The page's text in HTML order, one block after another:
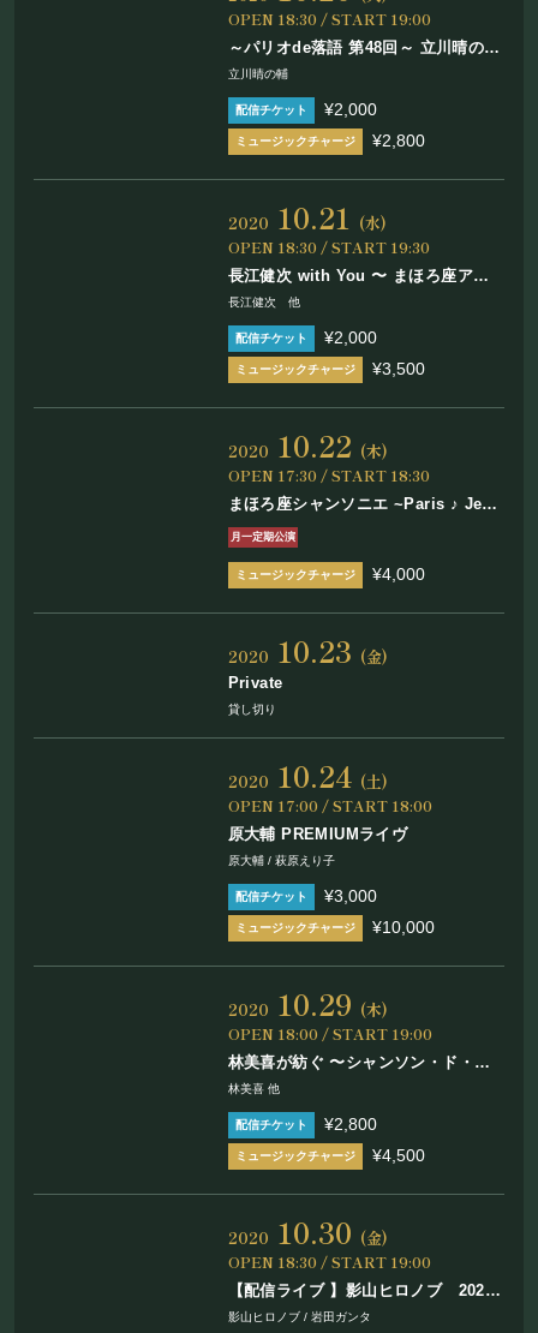
OPEN 18:30 / START 19:00
～パリオde落語 第48回～ 立川晴の輔
“新しい生活様式対応” 独演会 ​間隔を
立川晴の輔
¥2,000
¥2,800
2020 10.21 (水)
OPEN 18:30 / START 19:30
長江健次 with You 〜 まほろ座アコ
ースティック
長江健次 他
¥2,000
¥3,500
2020 10.22 (木)
OPEN 17:30 / START 18:30
まほろ座シャンソニエ ~Paris ♪ Je
t’aime~
月一定期公演
¥4,000
2020 10.23 (金)
Private
貸し切り
2020 10.24 (土)
OPEN 17:00 / START 18:00
原大輔 PREMIUMライヴ
原大輔 / 萩原えり子
¥3,000
¥10,000
2020 10.29 (木)
OPEN 18:00 / START 19:00
林美喜が紡ぐ 〜シャンソン・ド・ボ
ヌール〜
林美喜 他
¥2,800
¥4,500
2020 10.30 (金)
OPEN 18:30 / START 19:00
【配信ライブ 】影山ヒロノブ 2020
年ソロアコギの旅 配信10月編
影山ヒロノブ / 岩田ガンタ